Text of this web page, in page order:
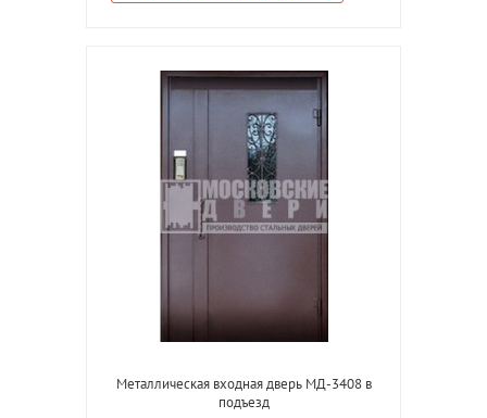
Металлическая входная дверь МД-3408 в
подъезд